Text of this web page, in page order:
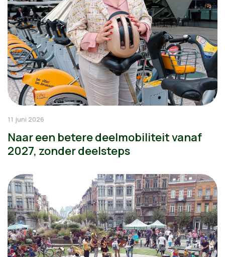
11 juni 2026
Naar een betere deelmobiliteit vanaf
2027, zonder deelsteps